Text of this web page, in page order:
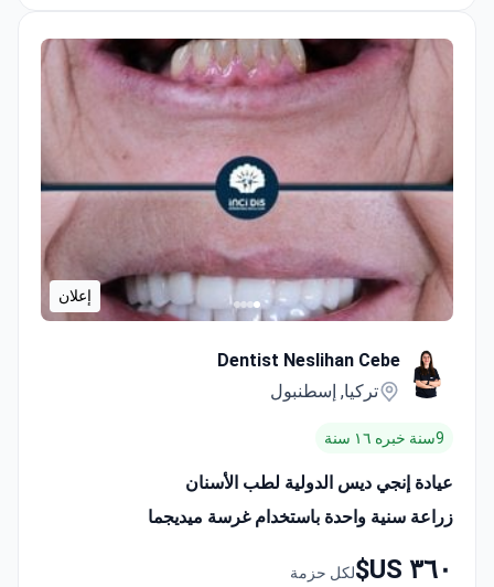
إعلان
Dentist Neslihan Cebe
تركيا, إسطنبول
9سنة خبره ١٦ سنة
عيادة إنجي ديس الدولية لطب الأسنان
زراعة سنية واحدة باستخدام غرسة ميديجما
لكل حزمة ٣٦٠ US$